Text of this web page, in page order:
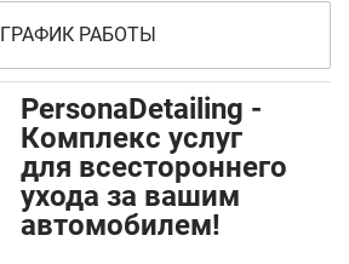
ГРАФИК РАБОТЫ
PersonaDetailing -
Комплекс услуг
для всестороннего
ухода за вашим
автомобилем!